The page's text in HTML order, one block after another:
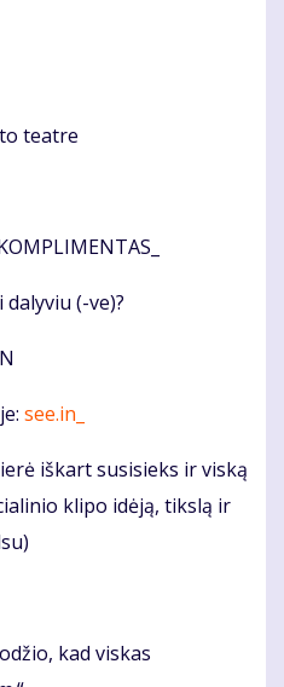
teatre
(-ve)?
see.in_
iškart susisieks ir viską
klipo idėją, tikslą ir
kad viskas